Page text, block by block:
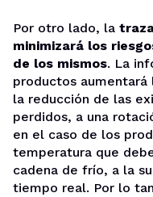
Por otro lado, la
minimizará los
de los mismos. La
productos
la reducción de las
perdidos, a una
en el caso de los
temperatura que
cadena de frío, a la
tiempo real. Por lo